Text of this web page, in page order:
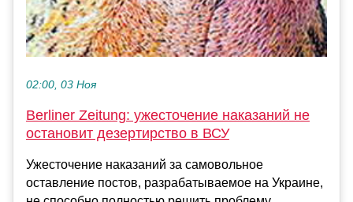
02:00, 03 Ноя
Berliner Zeitung: ужесточение наказаний не
остановит дезертирство в ВСУ
Ужесточение наказаний за самовольное
оставление постов, разрабатываемое на Украине,